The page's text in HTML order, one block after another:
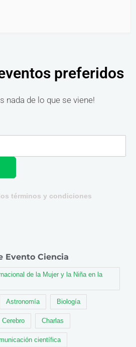
preferidos
nada de lo que se viene!
términos y condiciones
Evento Ciencia
de la Mujer y la Niña en la
Astronomía Biología
Cerebro Charlas
científica